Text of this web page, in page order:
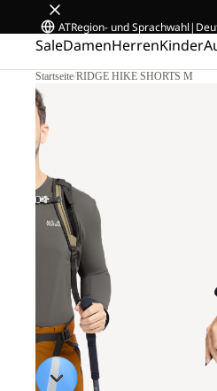
ATRegion- und Sprachwahl|
SaleDamenHerrenKinder
Startseite/RIDGE HIKE SHORTS M